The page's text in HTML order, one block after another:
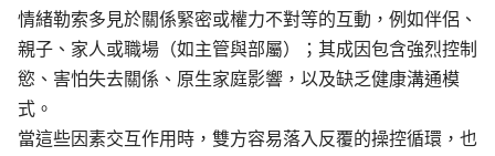
情緒勒索多見於關係緊密或權力不對等的互動，例如伴侶、
親子、家人或職場（如主管與部屬）；其成因包含強烈控制
慾、害怕失去關係、原生家庭影響，以及缺乏健康溝通模
式。
當這些因素交互作用時，雙方容易落入反覆的操控循環，也